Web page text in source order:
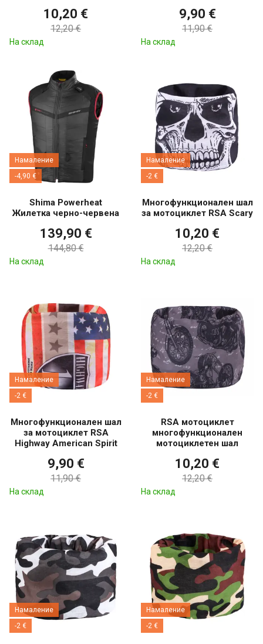
10,20 €
12,20 €
На склад
9,90 €
11,90 €
На склад
Намаление
-4,90 €
Shima Powerheat
Жилетка черно-червена
139,90 €
144,80 €
На склад
Намаление
-2 €
Многофункционален шал
за мотоциклет RSA Scary
10,20 €
12,20 €
На склад
Намаление
-2 €
Многофункционален шал
за мотоциклет RSA
Highway American Spirit
9,90 €
11,90 €
На склад
Намаление
-2 €
RSA мотоциклет
многофункционален
мотоциклетен шал
10,20 €
12,20 €
На склад
Намаление
-2 €
Намаление
-2 €